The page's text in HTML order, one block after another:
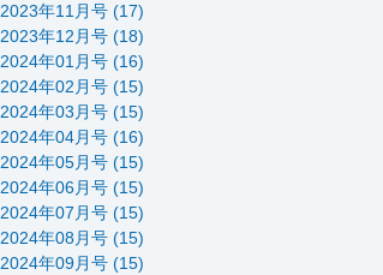
2023年11月号 (17)
2023年12月号 (18)
2024年01月号 (16)
2024年02月号 (15)
2024年03月号 (15)
2024年04月号 (16)
2024年05月号 (15)
2024年06月号 (15)
2024年07月号 (15)
2024年08月号 (15)
2024年09月号 (15)